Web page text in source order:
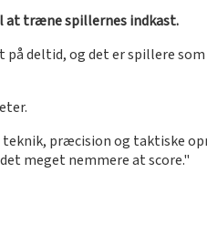
at træne spillernes indkast.
deltid, og det er spillere
præcision og
meget nemmere at score."